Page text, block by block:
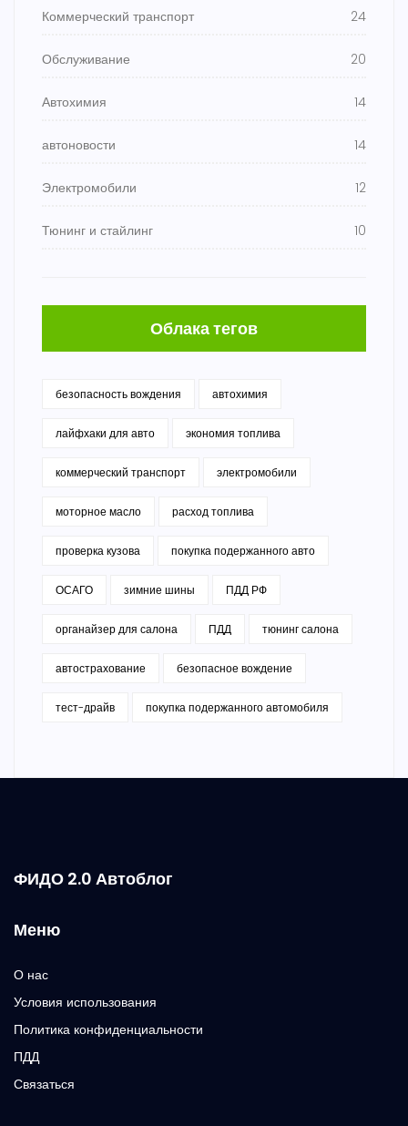
Коммерческий транспорт 24
Обслуживание 20
Автохимия 14
автоновости 14
Электромобили 12
Тюнинг и стайлинг 10
Облака тегов
безопасность вождения автохимия
лайфхаки для авто экономия топлива
коммерческий транспорт электромобили
моторное масло расход топлива
проверка кузова покупка подержанного авто
ОСАГО зимние шины ПДД РФ
органайзер для салона ПДД тюнинг салона
автострахование безопасное вождение
тест-драйв покупка подержанного автомобиля
ФИДО 2.0 Автоблог
Меню
О нас
Условия использования
Политика конфиденциальности
ПДД
Связаться